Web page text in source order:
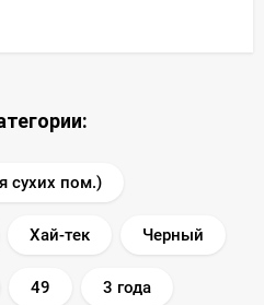
сухих пом.)
Хай-тек Черный
49 3 года